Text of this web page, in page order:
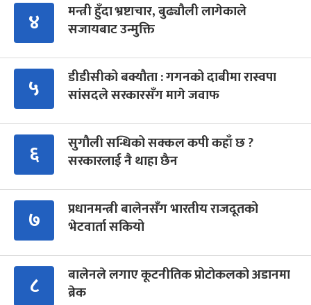
४
मन्त्री हुँदा भ्रष्टाचार, बुढ्यौली लागेकाले
सजायबाट उन्मुक्ति
५
डीडीसीको बक्यौता : गगनको दाबीमा रास्वपा
सांसदले सरकारसँग मागे जवाफ
६
सुगौली सन्धिको सक्कल कपी कहाँ छ ?
सरकारलाई नै थाहा छैन
७
प्रधानमन्त्री बालेनसँग भारतीय राजदूतको
भेटवार्ता सकियो
८
बालेनले लगाए कूटनीतिक प्रोटोकलको अडानमा
ब्रेक